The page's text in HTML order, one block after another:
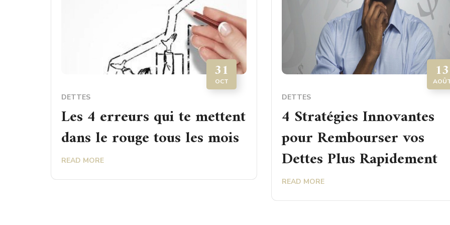
31
OCT
DETTES
Les 4 erreurs qui te mettent
dans le rouge tous les mois
READ MORE
13
DETTES
4 Stratégies Innovantes
pour Rembourser vos
Dettes Plus Rapidement
READ MORE